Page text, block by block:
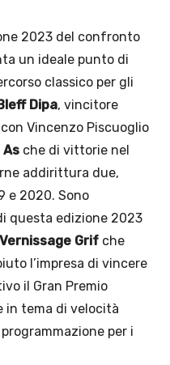
2023 del confronto
un ideale punto di
classico per gli
Dipa, vincitore
Vincenzo Piscuoglio
As che di vittorie nel
addirittura due,
e 2020. Sono
questa edizione 2023
Vernissage Grif che
l’impresa di vincere
il Gran Premio
in tema di velocità
per i